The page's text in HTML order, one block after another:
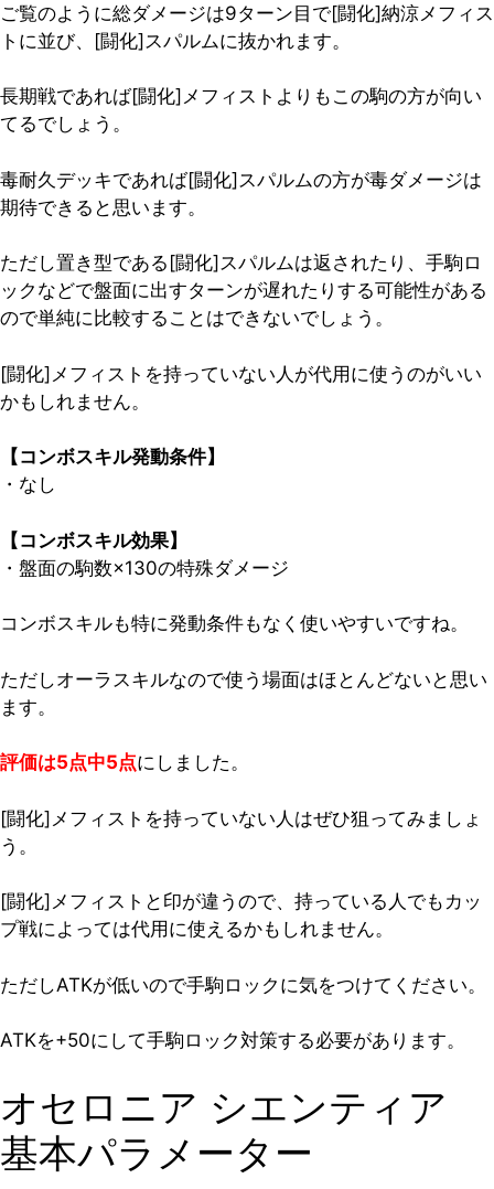
ご覧のように総ダメージは9ターン目で[闘化]納涼メフィス
トに並び、[闘化]スパルムに抜かれます。
長期戦であれば[闘化]メフィストよりもこの駒の方が向い
てるでしょう。
毒耐久デッキであれば[闘化]スパルムの方が毒ダメージは
期待できると思います。
ただし置き型である[闘化]スパルムは返されたり、手駒ロ
ックなどで盤面に出すターンが遅れたりする可能性がある
ので単純に比較することはできないでしょう。
[闘化]メフィストを持っていない人が代用に使うのがいい
かもしれません。
【コンボスキル発動条件】
・なし
【コンボスキル効果】
・盤面の駒数×130の特殊ダメージ
コンボスキルも特に発動条件もなく使いやすいですね。
ただしオーラスキルなので使う場面はほとんどないと思い
ます。
評価は5点中5点にしました。
[闘化]メフィストを持っていない人はぜひ狙ってみましょ
う。
[闘化]メフィストと印が違うので、持っている人でもカッ
プ戦によっては代用に使えるかもしれません。
ただしATKが低いので手駒ロックに気をつけてください。
ATKを+50にして手駒ロック対策する必要があります。
オセロニア シエンティア
基本パラメーター